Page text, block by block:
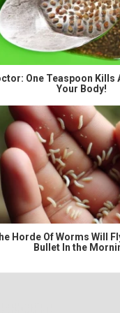
One Teaspoon Kills
Your Body!
Horde Of Worms Will
Bullet In the